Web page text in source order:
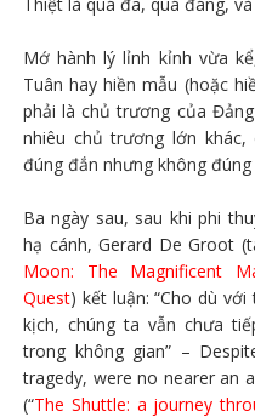
Mớ hành lý lỉnh kỉnh vừa
Tuân hay hiền mẫu (hoặc
phải là chủ trương của
nhiêu chủ trương lớn
đúng đắn nhưng không
Ba ngày sau, sau khi phi
hạ cánh, Gerard De Groot
Moon: The Magnificent
Quest) kết luận: “Cho dù
kịch, chúng ta vẫn chưa
trong không gian” –
tragedy, were no nearer an
(“The Shuttle: a journey